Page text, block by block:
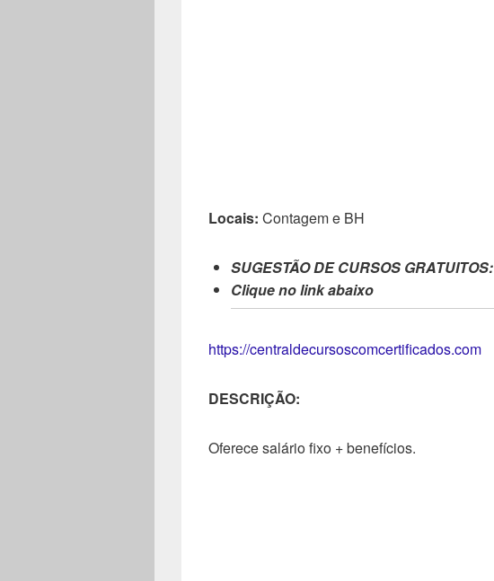
Locais: Contagem e BH
SUGESTÃO DE CURSOS GRATUITOS:
Clique no link abaixo
https://centraldecursoscomcertificados.com
DESCRIÇÃO:
Oferece salário fixo + benefícios.